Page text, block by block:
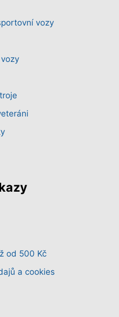
vozy
od 500 Kč
a cookies